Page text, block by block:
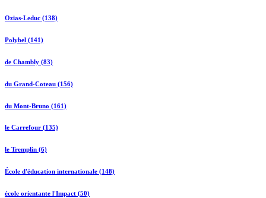
Ozias-Leduc (138)
Polybel (141)
de Chambly (83)
du Grand-Coteau (156)
du Mont-Bruno (161)
le Carrefour (135)
le Tremplin (6)
École d'éducation internationale (148)
école orientante l'Impact (50)